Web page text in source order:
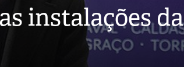
instalações da